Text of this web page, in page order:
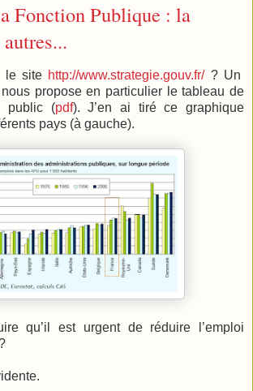
Fonction Publique : la
le site http://www.strategie.gouv.fr/? Un
propose en particulier le tableau de
public (pdf). J’en ai tiré ce graphique
pays (à gauche).
qu’il est urgent de réduire l’emploi